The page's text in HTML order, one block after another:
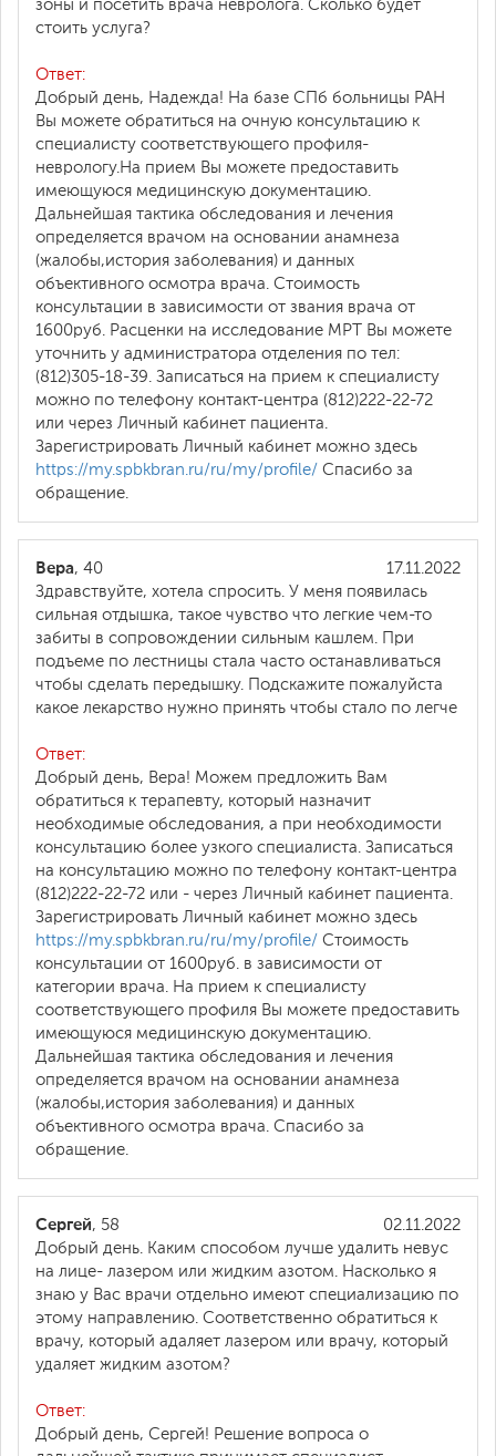
зоны и посетить врача невролога. Сколько будет
стоить услуга?
Ответ:
Добрый день, Надежда! На базе СПб больницы РАН
Вы можете обратиться на очную консультацию к
специалисту соответствующего профиля-
неврологу.На прием Вы можете предоставить
имеющуюся медицинскую документацию.
Дальнейшая тактика обследования и лечения
определяется врачом на основании анамнеза
(жалобы,история заболевания) и данных
объективного осмотра врача. Стоимость
консультации в зависимости от звания врача от
1600руб. Расценки на исследование МРТ Вы можете
уточнить у администратора отделения по тел:
(812)305-18-39. Записаться на прием к специалисту
можно по телефону контакт-центра (812)222-22-72
или через Личный кабинет пациента.
Зарегистрировать Личный кабинет можно здесь
https://my.spbkbran.ru/ru/my/profile/ Спасибо за
обращение.
17.11.2022
Вера, 40
Здравствуйте, хотела спросить. У меня появилась
сильная отдышка, такое чувство что легкие чем-то
забиты в сопровождении сильным кашлем. При
подъеме по лестницы стала часто останавливаться
чтобы сделать передышку. Подскажите пожалуйста
какое лекарство нужно принять чтобы стало по легче
Ответ:
Добрый день, Вера! Можем предложить Вам
обратиться к терапевту, который назначит
необходимые обследования, а при необходимости
консультацию более узкого специалиста. Записаться
на консультацию можно по телефону контакт-центра
(812)222-22-72 или - через Личный кабинет пациента.
Зарегистрировать Личный кабинет можно здесь
https://my.spbkbran.ru/ru/my/profile/ Стоимость
консультации от 1600руб. в зависимости от
категории врача. На прием к специалисту
соответствующего профиля Вы можете предоставить
имеющуюся медицинскую документацию.
Дальнейшая тактика обследования и лечения
определяется врачом на основании анамнеза
(жалобы,история заболевания) и данных
объективного осмотра врача. Спасибо за
обращение.
02.11.2022
Сергей, 58
Добрый день. Каким способом лучше удалить невус
на лице- лазером или жидким азотом. Насколько я
знаю у Вас врачи отдельно имеют специализацию по
этому направлению. Соответственно обратиться к
врачу, который адаляет лазером или врачу, который
удаляет жидким азотом?
Ответ:
Добрый день, Сергей! Решение вопроса о